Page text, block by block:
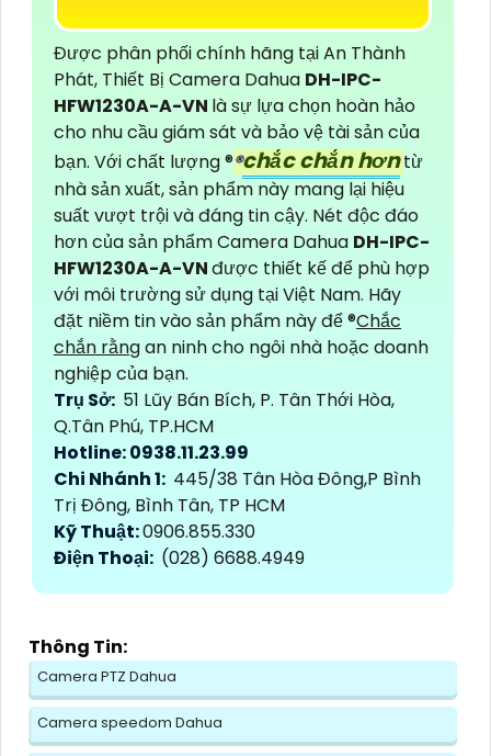
Được phân phối chính hãng tại An Thành
Phát, Thiết Bị Camera Dahua DH-IPC-
HFW1230A-A-VN là sự lựa chọn hoàn hảo
cho nhu cầu giám sát và bảo vệ tài sản của
bạn. Với chất lượng ®️®️chắc chắn hơntừ
nhà sản xuất, sản phẩm này mang lại hiệu
suất vượt trội và đáng tin cậy. Nét độc đáo
hơn của sản phẩm Camera Dahua DH-IPC-
HFW1230A-A-VNđược thiết kế để phù hợp
với môi trường sử dụng tại Việt Nam. Hãy
đặt niềm tin vào sản phẩm này để ®️Chắc
chắn rằngan ninh cho ngôi nhà hoặc doanh
nghiệp của bạn.
Trụ Sở: 51 Lũy Bán Bích, P. Tân Thới Hòa,
Q.Tân Phú, TP.HCM
Hotline: 0938.11.23.99
Chi Nhánh 1: 445/38 Tân Hòa Đông,P Bình
Trị Đông, Bình Tân, TP HCM
Kỹ Thuật:0906.855.330
Điện Thoại: (028) 6688.4949
Thông Tin:
Camera PTZ Dahua
Camera speedom Dahua